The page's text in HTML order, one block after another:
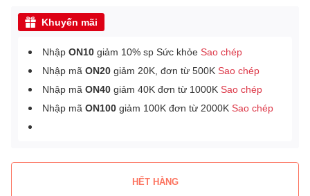
Khuyến mãi
Nhập ON10 giảm 10% sp Sức khỏe Sao chép
Nhập mã ON20 giảm 20K, đơn từ 500K Sao chép
Nhập mã ON40 giảm 40K đơn từ 1000K Sao chép
Nhập mã ON100 giảm 100K đơn từ 2000K Sao chép
HẾT HÀNG